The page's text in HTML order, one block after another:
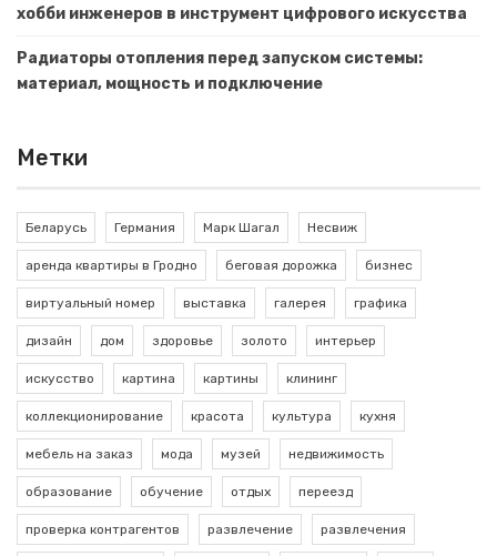
хобби инженеров в инструмент цифрового искусства
Радиаторы отопления перед запуском системы:
материал, мощность и подключение
Метки
Беларусь Германия Марк Шагал Несвиж
аренда квартиры в Гродно беговая дорожка бизнес
виртуальный номер выставка галерея графика
дизайн дом здоровье золото интерьер
искусство картина картины клининг
коллекционирование красота культура кухня
мебель на заказ мода музей недвижимость
образование обучение отдых переезд
проверка контрагентов развлечение развлечения